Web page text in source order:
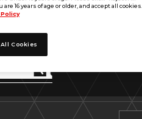
16 years of age or older, and accept all cookies.
Policy
Cookies